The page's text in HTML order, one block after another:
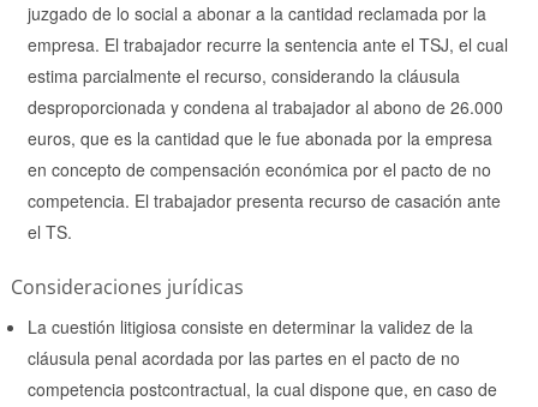
juzgado de lo social a abonar a la cantidad reclamada por la
empresa. El trabajador recurre la sentencia ante el TSJ, el cual
estima parcialmente el recurso, considerando la cláusula
desproporcionada y condena al trabajador al abono de 26.000
euros, que es la cantidad que le fue abonada por la empresa
en concepto de compensación económica por el pacto de no
competencia. El trabajador presenta recurso de casación ante
el TS.
Consideraciones jurídicas
La cuestión litigiosa consiste en determinar la validez de la
cláusula penal acordada por las partes en el pacto de no
competencia postcontractual, la cual dispone que, en caso de